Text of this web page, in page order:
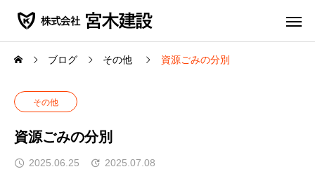
ブログ その他 資源ごみの分別
その他
資源ごみの分別
2025.06.25 2025.07.08